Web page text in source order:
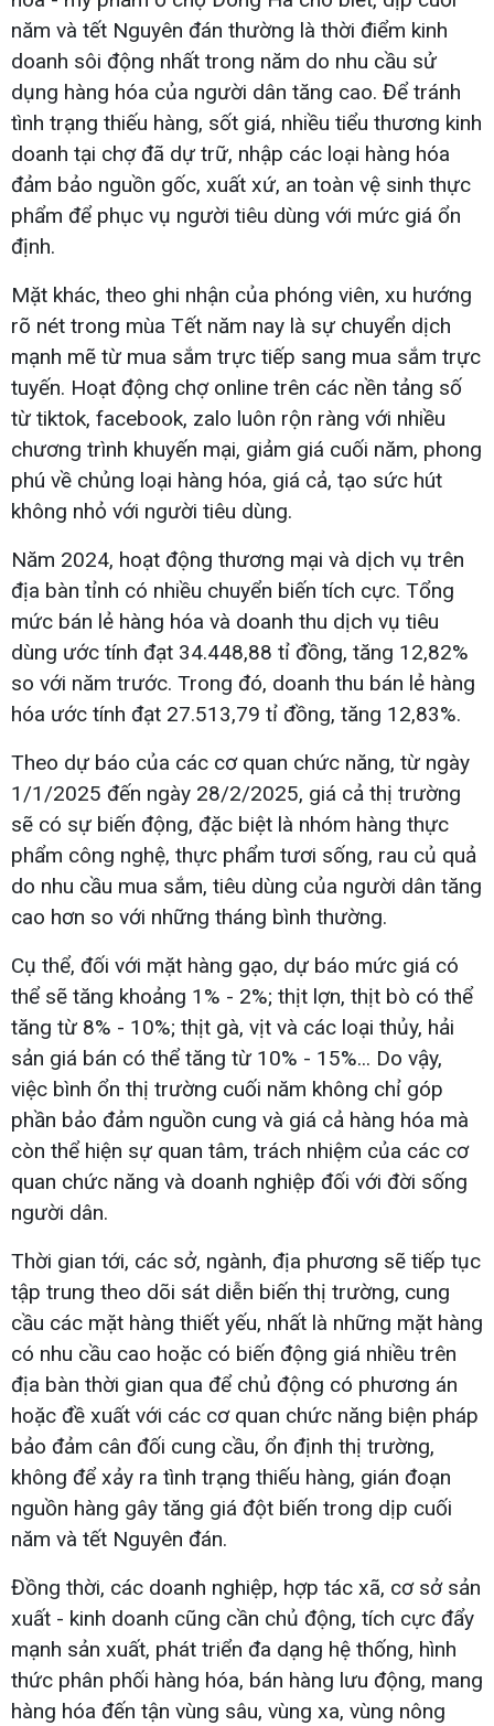
năm và tết Nguyên đán thường là thời điểm kinh
doanh sôi động nhất trong năm do nhu cầu sử
dụng hàng hóa của người dân tăng cao. Để tránh
tình trạng thiếu hàng, sốt giá, nhiều tiểu thương kinh
doanh tại chợ đã dự trữ, nhập các loại hàng hóa
đảm bảo nguồn gốc, xuất xứ, an toàn vệ sinh thực
phẩm để phục vụ người tiêu dùng với mức giá ổn
định.
Mặt khác, theo ghi nhận của phóng viên, xu hướng
rõ nét trong mùa Tết năm nay là sự chuyển dịch
mạnh mẽ từ mua sắm trực tiếp sang mua sắm trực
tuyến. Hoạt động chợ online trên các nền tảng số
từ tiktok, facebook, zalo luôn rộn ràng với nhiều
chương trình khuyến mại, giảm giá cuối năm, phong
phú về chủng loại hàng hóa, giá cả, tạo sức hút
không nhỏ với người tiêu dùng.
Năm 2024, hoạt động thương mại và dịch vụ trên
địa bàn tỉnh có nhiều chuyển biến tích cực. Tổng
mức bán lẻ hàng hóa và doanh thu dịch vụ tiêu
dùng ước tính đạt 34.448,88 tỉ đồng, tăng 12,82%
so với năm trước. Trong đó, doanh thu bán lẻ hàng
hóa ước tính đạt 27.513,79 tỉ đồng, tăng 12,83%.
Theo dự báo của các cơ quan chức năng, từ ngày
1/1/2025 đến ngày 28/2/2025, giá cả thị trường
sẽ có sự biến động, đặc biệt là nhóm hàng thực
phẩm công nghệ, thực phẩm tươi sống, rau củ quả
do nhu cầu mua sắm, tiêu dùng của người dân tăng
cao hơn so với những tháng bình thường.
Cụ thể, đối với mặt hàng gạo, dự báo mức giá có
thể sẽ tăng khoảng 1% - 2%; thịt lợn, thịt bò có thể
tăng từ 8% - 10%; thịt gà, vịt và các loại thủy, hải
sản giá bán có thể tăng từ 10% - 15%... Do vậy,
việc bình ổn thị trường cuối năm không chỉ góp
phần bảo đảm nguồn cung và giá cả hàng hóa mà
còn thể hiện sự quan tâm, trách nhiệm của các cơ
quan chức năng và doanh nghiệp đối với đời sống
người dân.
Thời gian tới, các sở, ngành, địa phương sẽ tiếp tục
tập trung theo dõi sát diễn biến thị trường, cung
cầu các mặt hàng thiết yếu, nhất là những mặt hàng
có nhu cầu cao hoặc có biến động giá nhiều trên
địa bàn thời gian qua để chủ động có phương án
hoặc đề xuất với các cơ quan chức năng biện pháp
bảo đảm cân đối cung cầu, ổn định thị trường,
không để xảy ra tình trạng thiếu hàng, gián đoạn
nguồn hàng gây tăng giá đột biến trong dịp cuối
năm và tết Nguyên đán.
Đồng thời, các doanh nghiệp, hợp tác xã, cơ sở sản
xuất - kinh doanh cũng cần chủ động, tích cực đẩy
mạnh sản xuất, phát triển đa dạng hệ thống, hình
thức phân phối hàng hóa, bán hàng lưu động, mang
hàng hóa đến tận vùng sâu, vùng xa, vùng nông